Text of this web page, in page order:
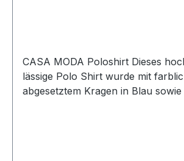
CASA MODA Poloshirt Dieses
lässige Polo Shirt wurde mit
abgesetztem Kragen in Blau